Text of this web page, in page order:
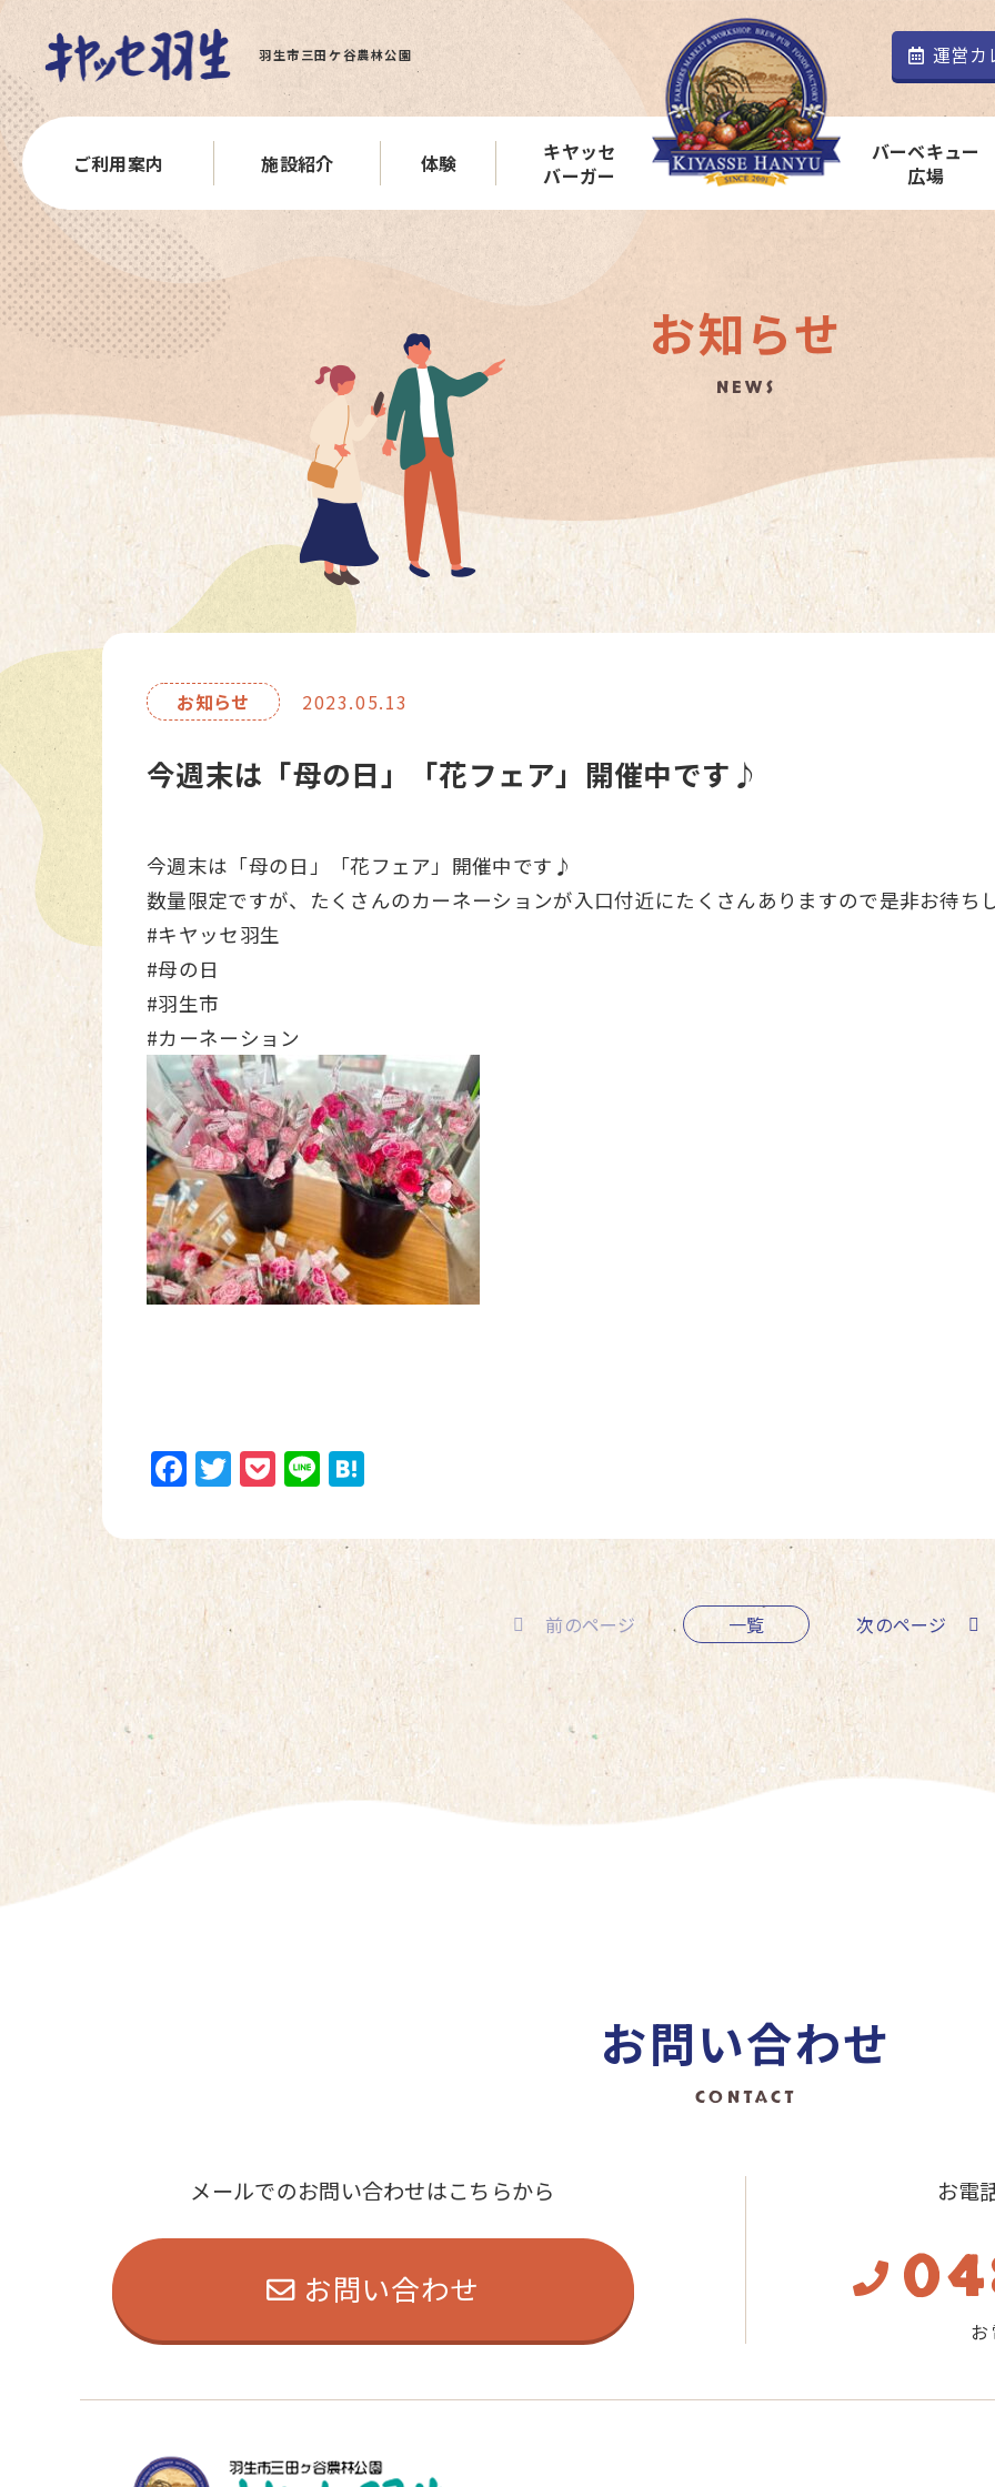
羽生市三田ケ谷農林公園 運営カ
ご利用案内 施設紹介 体験
キヤッセ
バーガー
バーベキュー
広場
お知らせ
NEWS
お知らせ 2023.05.13
今週末は「母の日」「花フェア」開催中です♪
今週末は「母の日」「花フェア」開催中です♪
数量限定ですが、たくさんのカーネーションが入口付近にたくさんありますので是非お待ち
#キヤッセ羽生
#母の日
#羽生市
#カーネーション
Facebook
Twitter
Pocket
Line
前のページ 一覧 次のページ
お問い合わせ
CONTACT
メールでのお問い合わせはこちらから
お問い合わせ
お電